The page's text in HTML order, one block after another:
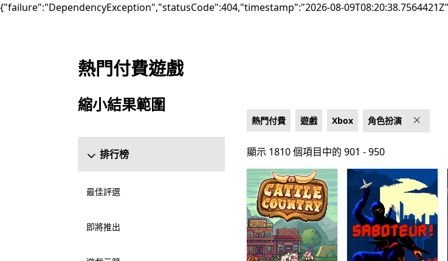
{"failure":"DependencyException","statusCode":404,"timestamp":"2026-08-
上架 Microsoft.com
熱門付費遊戲
縮小結果範圍
排行榜
最佳評選
即將推出
熱門付費 遊戲 Xbox 角色扮演
顯示 1810 個項目中的 901 - 950
顯示 1810 個項目中的 901 - 950